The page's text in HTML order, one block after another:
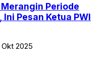
Periode
Pesan Ketua PWI
2025